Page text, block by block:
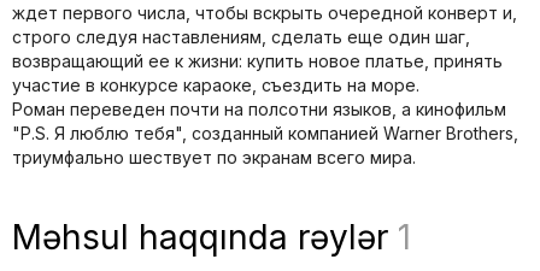
ждет первого числа, чтобы вскрыть очередной конверт и,
строго следуя наставлениям, сделать еще один шаг,
возвращающий ее к жизни: купить новое платье, принять
участие в конкурсе караоке, съездить на море.
Роман переведен почти на полсотни языков, а кинофильм
"P.S. Я люблю тебя", созданный компанией Warner Brothers,
триумфально шествует по экранам всего мира.
Məhsul haqqında rəylər 1